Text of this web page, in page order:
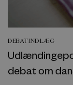
DEBATINDLÆG
debat om